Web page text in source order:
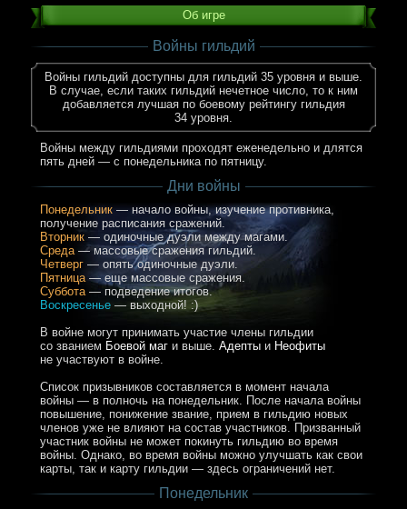
Об игре
Войны гильдий
Войны гильдий доступны для гильдий 35 уровня и выше.
В случае, если таких гильдий нечетное число, то к ним
добавляется лучшая по боевому рейтингу гильдия
34 уровня.
Войны между гильдиями проходят еженедельно и длятся
пять дней — с понедельника по пятницу.
Дни войны
Понедельник— начало войны, изучение противника,
получение расписания сражений.
Вторник — одиночные дуэли между магами.
Среда— массовые сражения гильдий.
Четверг — опять одиночные дуэли.
Пятница— еще массовые сражения.
Суббота— подведение итогов.
Воскресенье — выходной! :)
В войне могут принимать участие члены гильдии
со званием Боевой маг и выше. Адепты и Неофиты
не участвуют в войне.
Список призывников составляется в момент начала
войны — в полночь на понедельник. После начала войны
повышение, понижение звание, прием в гильдию новых
членов уже не влияют на состав участников. Призванный
участник войны не может покинуть гильдию во время
войны. Однако, во время войны можно улучшать как свои
карты, так и карту гильдии — здесь ограничений нет.
Понедельник